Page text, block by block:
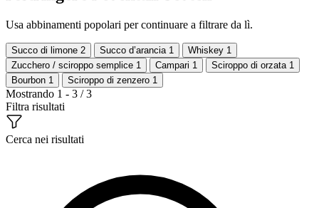
Usa abbinamenti popolari per continuare a filtrare da lì.
Succo di limone 2 Succo d’arancia 1 Whiskey 1
Zucchero / sciroppo semplice 1 Campari 1 Sciroppo di orzata 1
Bourbon 1 Sciroppo di zenzero 1
Mostrando 1 - 3 / 3
Filtra risultati
Cerca nei risultati